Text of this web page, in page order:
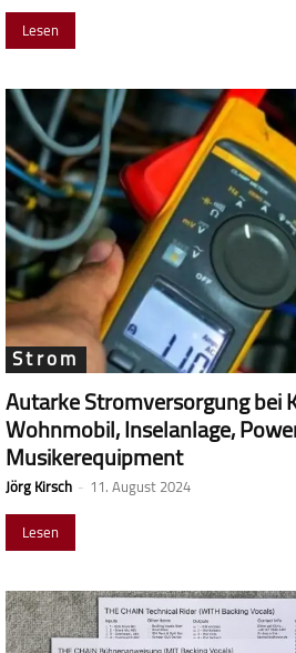
Lesen
Strom
Autarke Stromversorgung bei
Wohnmobil, Inselanlage,
Musikerequipment
Jörg Kirsch - 11. August 2024
Lesen